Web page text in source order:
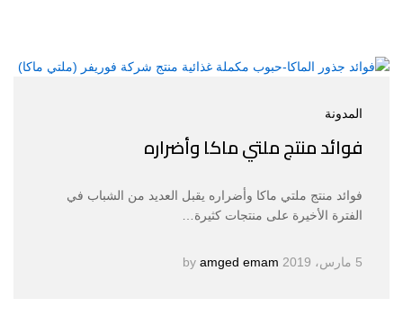
المدونة
فوائد منتج ملتي ماكا وأضراره
فوائد منتج ملتي ماكا وأضراره يقبل العديد من الشباب في
الفترة الأخيرة على منتجات كثيرة…
5 مارس، 2019 amged emam